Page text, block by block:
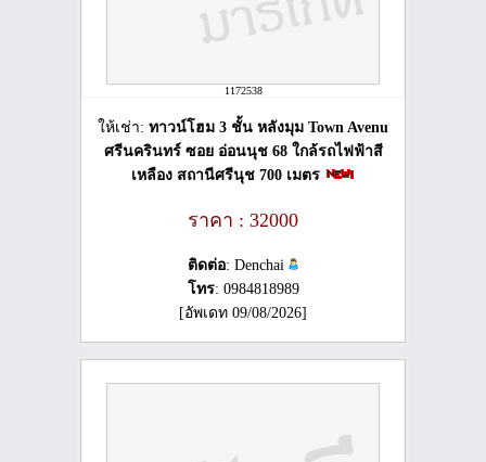
1172538
ให้เช่า: ทาวน์โฮม 3 ชั้น หลังมุม Town Avenu
ศรีนครินทร์ ซอย อ่อนนุช 68 ใกล้รถไฟฟ้าสี
เหลือง สถานีศรีนุช 700 เมตร
ราคา : 32000
ติดต่อ: Denchai
โทร: 0984818989
[อัพเดท 09/08/2026]